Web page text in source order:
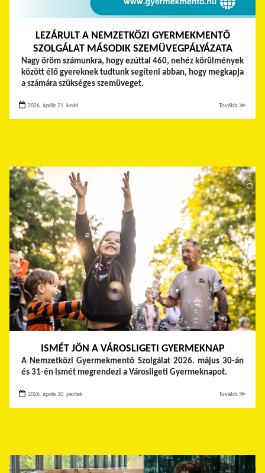
LEZÁRULT A NEMZETKÖZI GYERMEKMENTŐ
SZOLGÁLAT MÁSODIK SZEMÜVEGPÁLYÁZATA
Nagy öröm számunkra, hogy ezúttal 460, nehéz körülmények
között élő gyereknek tudtunk segíteni abban, hogy megkapja
a számára szükséges szemüveget.
2026. április 21. kedd Tovább ≫
ISMÉT JÖN A VÁROSLIGETI GYERMEKNAP
A Nemzetközi Gyermekmentő Szolgálat 2026. május 30-án
és 31-én ismét megrendezi a Városligeti Gyermeknapot.
2026. április 10. péntek Tovább ≫